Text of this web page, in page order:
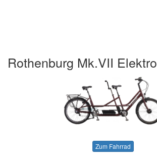
Rothenburg Mk.VII Elektro
Zum Fahrrad